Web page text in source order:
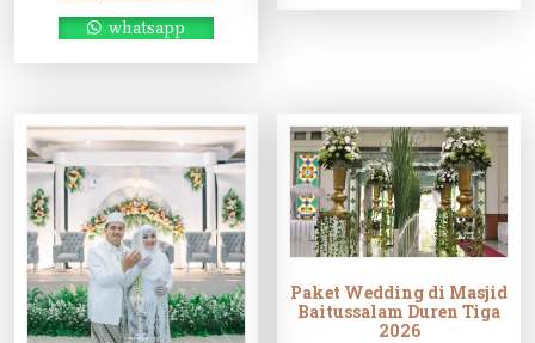
whatsapp
Paket Wedding di Masjid
Baitussalam Duren Tiga
2026